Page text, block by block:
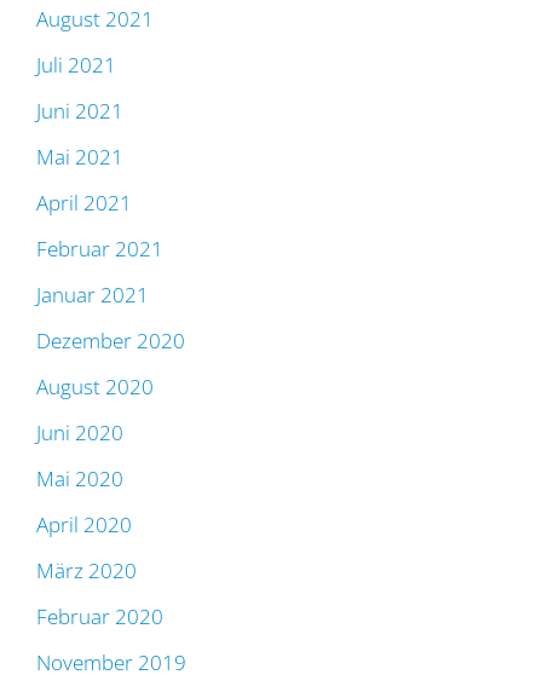
August 2021
Juli 2021
Juni 2021
Mai 2021
April 2021
Februar 2021
Januar 2021
Dezember 2020
August 2020
Juni 2020
Mai 2020
April 2020
März 2020
Februar 2020
November 2019